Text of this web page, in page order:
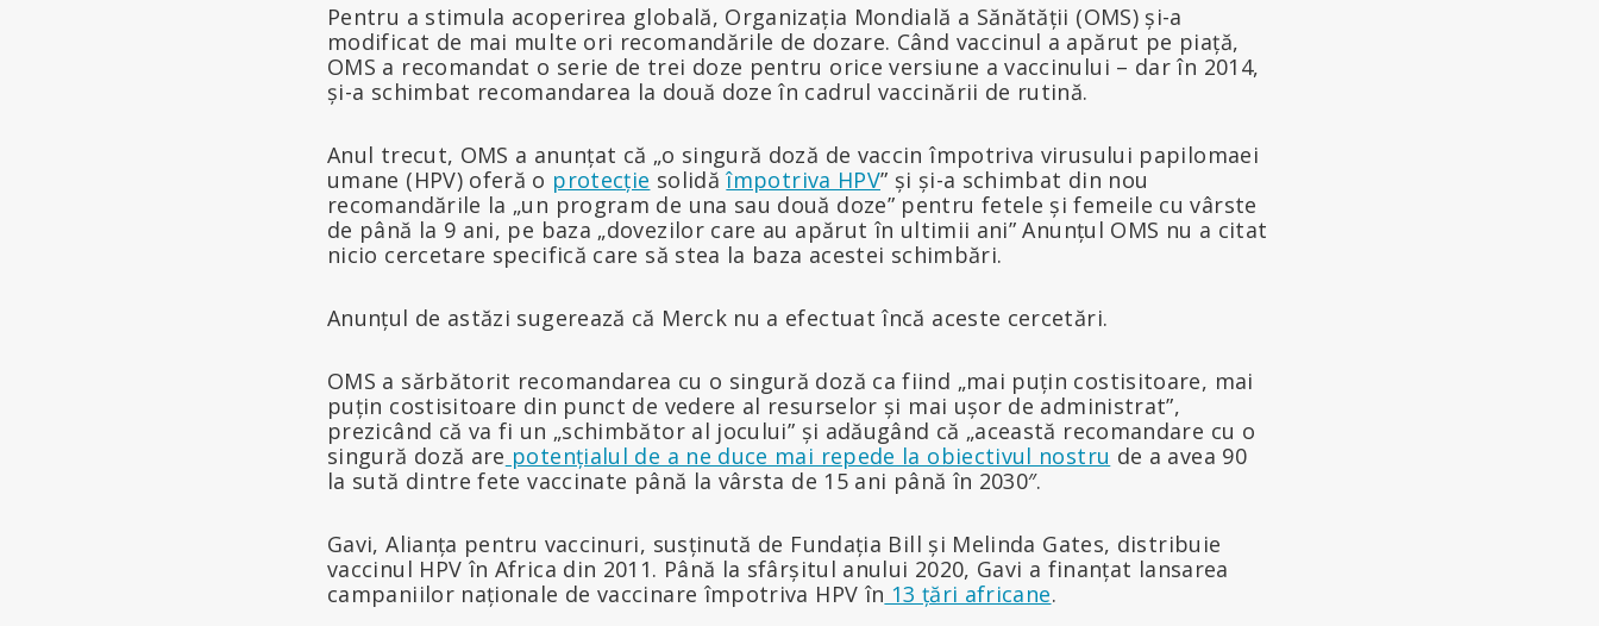
Pentru a stimula acoperirea globală, Organizația Mondială a Sănătății (OMS) și-a
modificat de mai multe ori recomandările de dozare. Când vaccinul a apărut pe piață,
OMS a recomandat o serie de trei doze pentru orice versiune a vaccinului – dar în 2014,
și-a schimbat recomandarea la două doze în cadrul vaccinării de rutină.
Anul trecut, OMS a anunțat că „o singură doză de vaccin împotriva virusului papilomaei
umane (HPV) oferă o protecție solidăîmpotriva HPV” și și-a schimbat din nou
recomandările la „un program de una sau două doze” pentru fetele și femeile cu vârste
de până la 9 ani, pe baza „dovezilor care au apărut în ultimii ani” Anunțul OMS nu a citat
nicio cercetare specifică care să stea la baza acestei schimbări.
Anunțul de astăzi sugerează că Merck nu a efectuat încă aceste cercetări.
OMS a sărbătorit recomandarea cu o singură doză ca fiind „mai puțin costisitoare, mai
puțin costisitoare din punct de vedere al resurselor și mai ușor de administrat”,
prezicând că va fi un „schimbător al jocului” și adăugând că „această recomandare cu o
singură doză are potențialul de a ne duce mai repede la obiectivul nostru de a avea 90
la sută dintre fete vaccinate până la vârsta de 15 ani până în 2030″.
Gavi, Alianța pentru vaccinuri, susținută de Fundația Bill și Melinda Gates, distribuie
vaccinul HPV în Africa din 2011. Până la sfârșitul anului 2020, Gavi a finanțat lansarea
campaniilor naționale de vaccinare împotriva HPV în 13 țări africane.